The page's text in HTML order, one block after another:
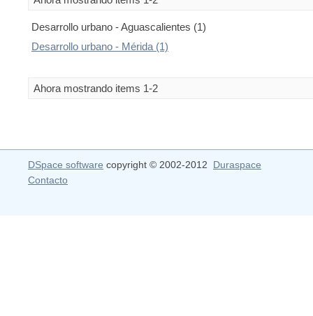
Desarrollo urbano - Aguascalientes (1)
Desarrollo urbano - Mérida (1)
Ahora mostrando items 1-2
DSpace software copyright © 2002-2012 Duraspace
Contacto